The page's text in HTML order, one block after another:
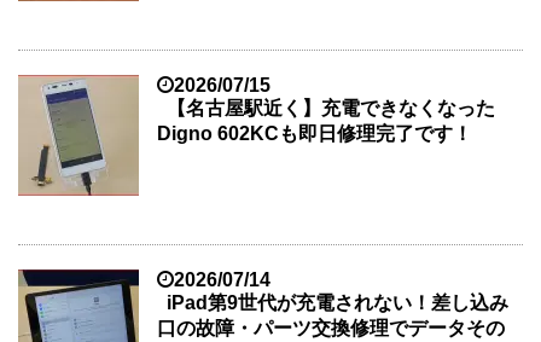
2026/07/15
【名古屋駅近く】充電できなくなった
Digno 602KCも即日修理完了です！
2026/07/14
iPad第9世代が充電されない！差し込み
口の故障・パーツ交換修理でデータその